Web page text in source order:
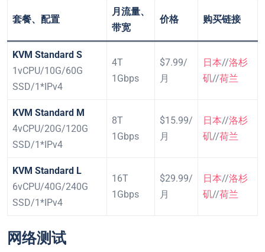
套餐、配置
月流量、
带宽
价格 购买链接
KVM Standard S
1vCPU/10G/60G
SSD/1*IPv4
4T
1Gbps
$7.99/
月
日本//洛杉
矶//荷兰
KVM Standard M
4vCPU/20G/120G
SSD/1*IPv4
8T
1Gbps
$15.99/
月
日本//洛杉
矶//荷兰
KVM Standard L
6vCPU/40G/240G
SSD/1*IPv4
16T
1Gbps
$29.99/
月
日本//洛杉
矶//荷兰
网络测试